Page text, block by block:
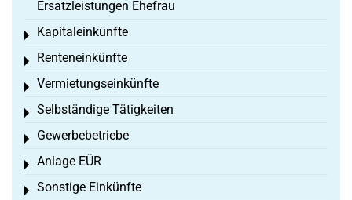
Ersatzleistungen Ehefrau
Kapitaleinkünfte
Toggle menu
Renteneinkünfte
Toggle menu
Vermietungseinkünfte
Toggle menu
Selbständige Tätigkeiten
Toggle menu
Gewerbebetriebe
Toggle menu
Anlage EÜR
Toggle menu
Sonstige Einkünfte
Toggle menu